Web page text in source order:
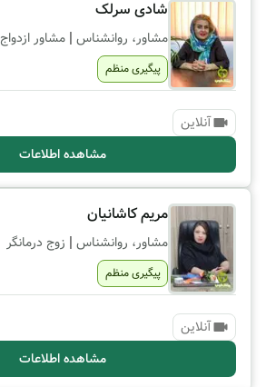
شادی سرلک
مشاور، روانشناس | مشاور ازدواج
پیگیری منظم
آنلاین
مشاهده اطلاعات
مریم کاشانیان
مشاور، روانشناس | زوج درمانگر
پیگیری منظم
آنلاین
مشاهده اطلاعات